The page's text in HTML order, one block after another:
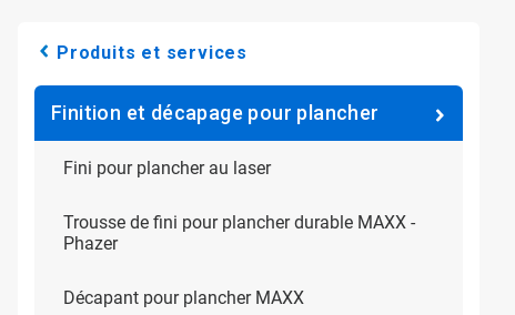
Produits et services
Finition et décapage pour plancher
Fini pour plancher au laser
Trousse de fini pour plancher durable MAXX -
Phazer
Décapant pour plancher MAXX